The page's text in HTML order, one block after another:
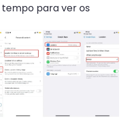
tempo para ver os